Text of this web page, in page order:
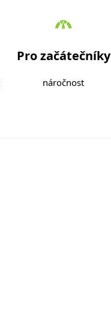
Pro začátečníky
náročnost